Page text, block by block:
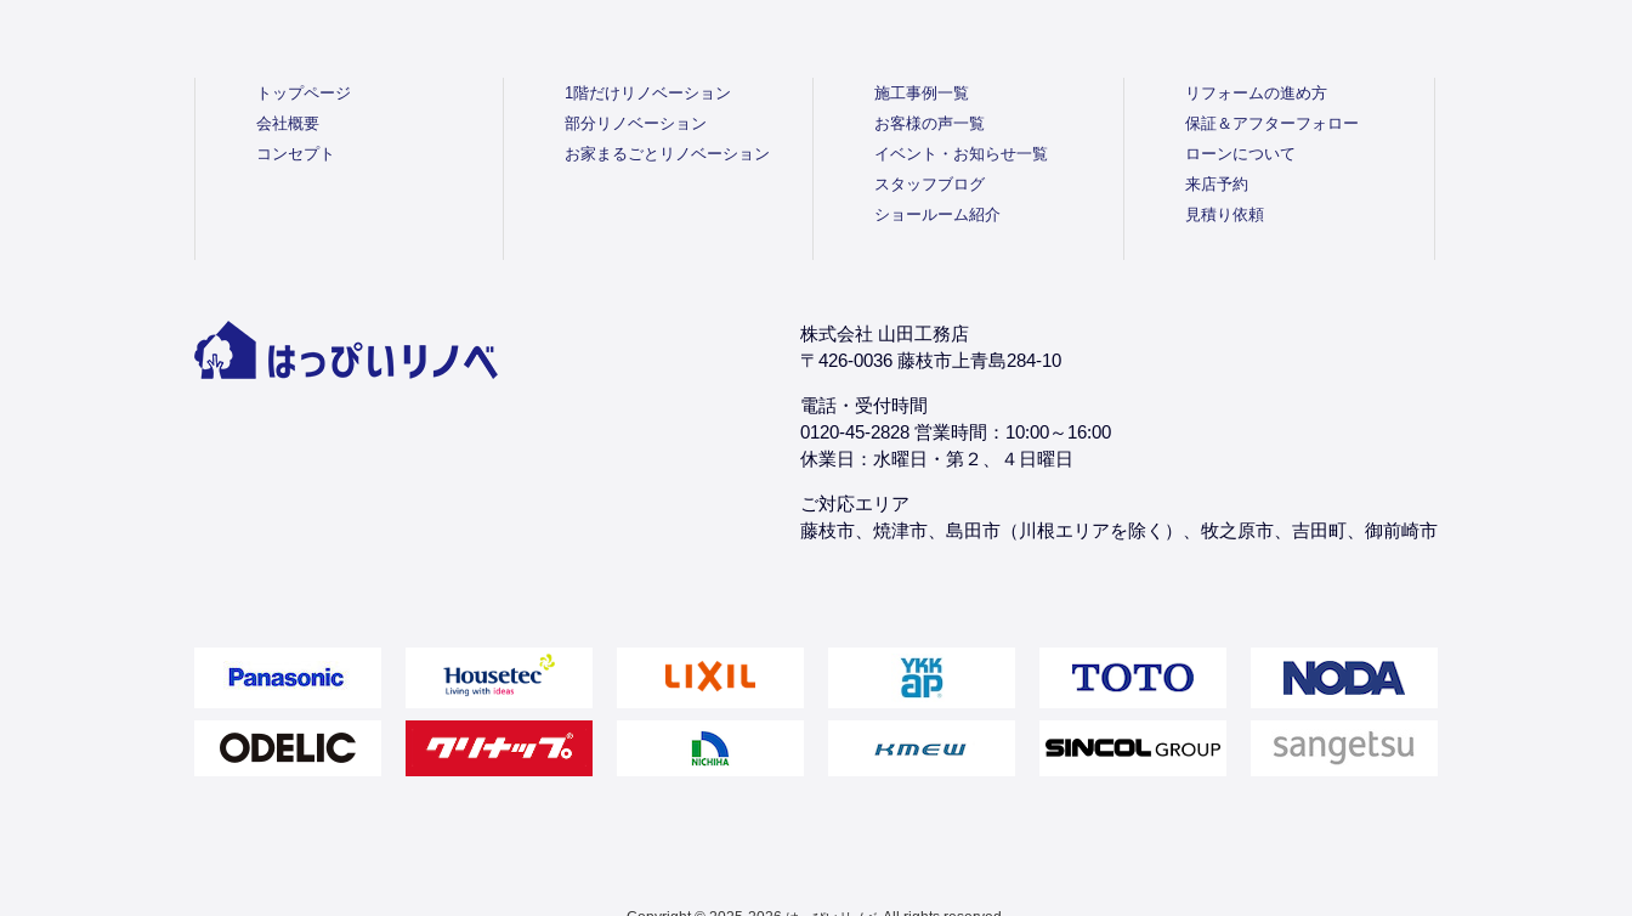
トップページ
会社概要
コンセプト
1階だけリノベーション
部分リノベーション
お家まるごとリノベーション
施工事例一覧
お客様の声一覧
イベント・お知らせ一覧
スタッフブログ
ショールーム紹介
リフォームの進め方
保証＆アフターフォロー
ローンについて
来店予約
見積り依頼
株式会社 山田工務店
〒426-0036 藤枝市上青島284-10
電話・受付時間
0120-45-2828 営業時間：10:00～16:00
休業日：水曜日・第２、４日曜日
ご対応エリア
藤枝市、焼津市、島田市（川根エリアを除く）、牧之原市、吉田町、御前崎市